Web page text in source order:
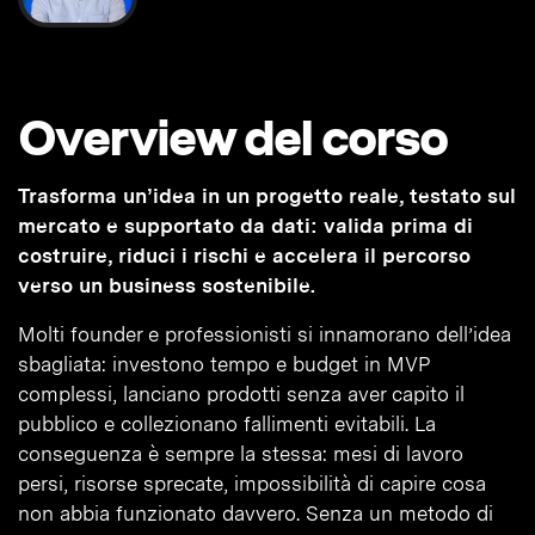
Overview del corso
Trasforma un’idea in un progetto reale, testato sul
mercato e supportato da dati: valida prima di
costruire, riduci i rischi e accelera il percorso
verso un business sostenibile.
Molti founder e professionisti si innamorano dell’idea
sbagliata: investono tempo e budget in MVP
complessi, lanciano prodotti senza aver capito il
pubblico e collezionano fallimenti evitabili. La
conseguenza è sempre la stessa: mesi di lavoro
persi, risorse sprecate, impossibilità di capire cosa
non abbia funzionato davvero. Senza un metodo di